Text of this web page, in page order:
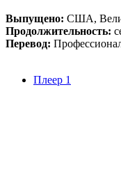
Выпущено: США,
Продолжительность:
Перевод:
Плеер 1